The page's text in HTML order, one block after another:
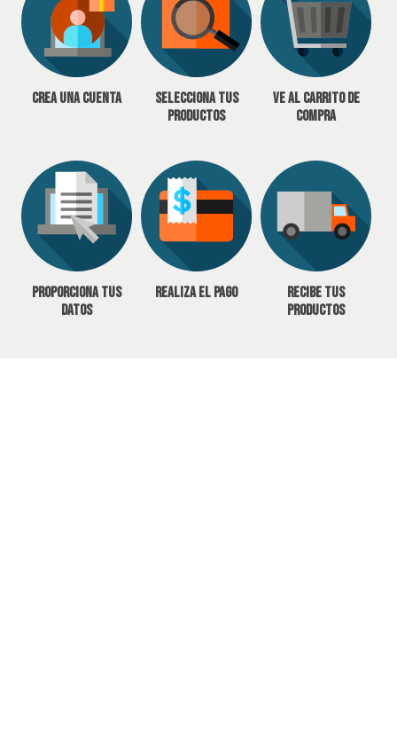
Crea una cuenta
Selecciona tus
productos
Ve al carrito de
compra
Proporciona tus
datos
Realiza el pago
Recibe tus
productos